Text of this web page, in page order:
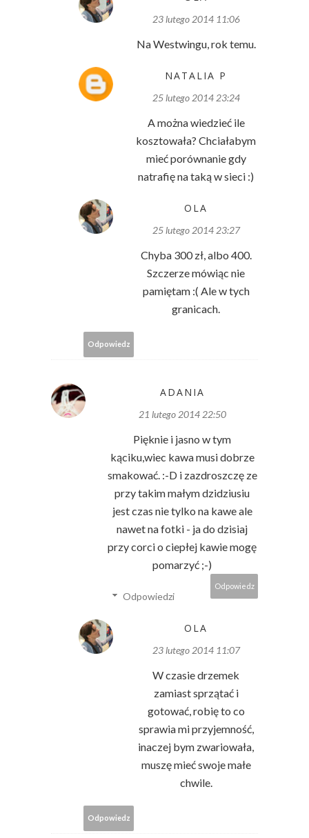
23 lutego 2014 11:06
Na Westwingu, rok temu.
NATALIA P
25 lutego 2014 23:24
A można wiedzieć ile
kosztowała? Chciałabym
mieć porównanie gdy
natrafię na taką w sieci :)
OLA
25 lutego 2014 23:27
Chyba 300 zł, albo 400.
Szczerze mówiąc nie
pamiętam :( Ale w tych
granicach.
Odpowiedz
ADANIA
21 lutego 2014 22:50
Pięknie i jasno w tym
kąciku,wiec kawa musi dobrze
smakować. :-D i zazdroszczę ze
przy takim małym dzidziusiu
jest czas nie tylko na kawe ale
nawet na fotki - ja do dzisiaj
przy corci o ciepłej kawie mogę
pomarzyć ;-)
Odpowiedz
Odpowiedzi
OLA
23 lutego 2014 11:07
W czasie drzemek
zamiast sprzątać i
gotować, robię to co
sprawia mi przyjemność,
inaczej bym zwariowała,
muszę mieć swoje małe
chwile.
Odpowiedz